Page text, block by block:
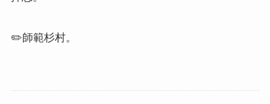
✏️師範杉村。